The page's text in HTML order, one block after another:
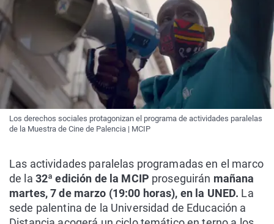
Los derechos sociales protagonizan el programa de actividades paralelas
de la Muestra de Cine de Palencia | MCIP
Las actividades paralelas programadas en el marco
de la 32ª edición de la MCIP proseguirán mañana
martes, 7 de marzo (19:00 horas), en la UNED. La
sede palentina de la Universidad de Educación a